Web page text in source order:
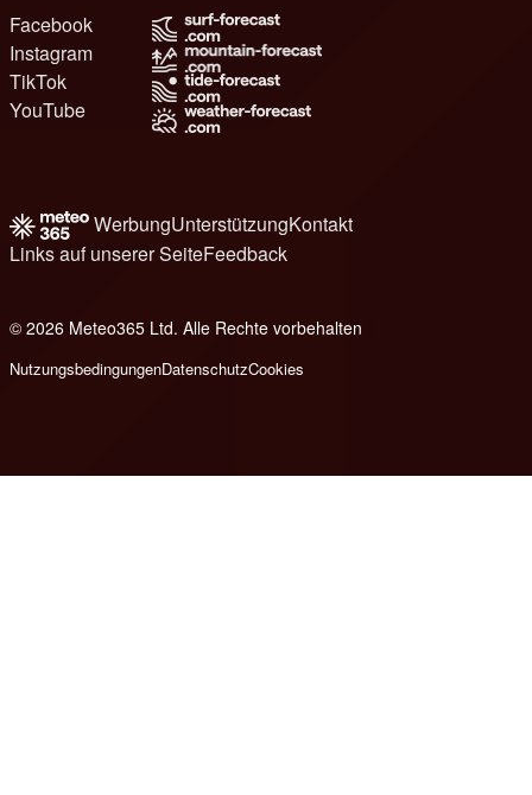
Facebook
Instagram
TikTok
YouTube
WerbungUnterstützungKontakt
Links auf unserer SeiteFeedback
© 2026 Meteo365 Ltd. Alle Rechte vorbehalten
NutzungsbedingungenDatenschutzCookies